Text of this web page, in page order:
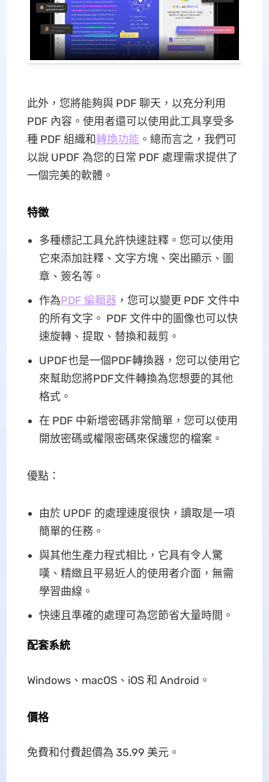
此外，您將能夠與 PDF 聊天，以充分利用
PDF 內容。使用者還可以使用此工具享受多
種 PDF 組織和轉換功能。總而言之，我們可
以說 UPDF 為您的日常 PDF 處理需求提供了
一個完美的軟體。
特徵
多種標記工具允許快速註釋。您可以使用
它來添加註釋、文字方塊、突出顯示、圖
章、簽名等。
作為PDF 編輯器 ，您可以變更 PDF 文件中
的所有文字。 PDF 文件中的圖像也可以快
速旋轉、提取、替換和裁剪。
UPDF也是一個PDF轉換器，您可以使用它
來幫助您將PDF文件轉換為您想要的其他
格式。
在 PDF 中新增密碼非常簡單，您可以使用
開放密碼或權限密碼來保護您的檔案。
優點：
由於 UPDF 的處理速度很快，讀取是一項
簡單的任務。
與其他生產力程式相比，它具有令人驚
嘆、精緻且平易近人的使用者介面，無需
學習曲線。
快速且準確的處理可為您節省大量時間。
配套系統
Windows、macOS、iOS 和 Android。
價格
免費和付費起價為 35.99 美元。